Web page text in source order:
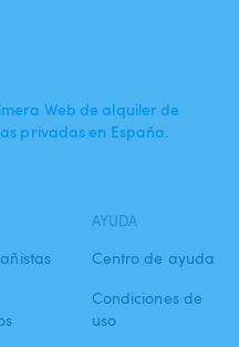
Web de alquiler de
privadas en España.
AYUDA
Centro de ayuda
Condiciones de
uso